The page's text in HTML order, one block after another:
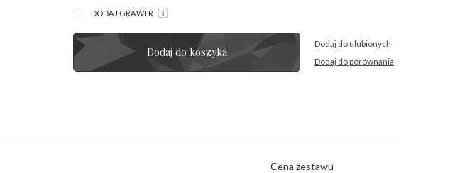
DODAJ GRAWER
Dodaj do koszyka
Dodaj do ulubionych
Dodaj do porównania
Cena zestawu